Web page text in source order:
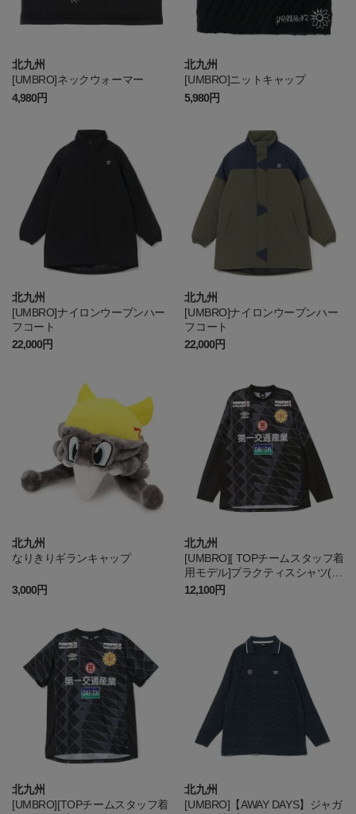
北九州
[UMBRO]ネックウォーマー
4,980円
北九州
[UMBRO]ニットキャップ
5,980円
北九州
[UMBRO]ナイロンウーブンハー
フコート
22,000円
北九州
[UMBRO]ナイロンウーブンハー
フコート
22,000円
北九州
なりきりギランキャップ
3,000円
北九州
[UMBRO][ TOPチームスタッフ着
用モデル]プラクティスシャツ(長
袖)
12,100円
北九州
[UMBRO][TOPチームスタッフ着
北九州
[UMBRO]【AWAY DAYS】ジャガ